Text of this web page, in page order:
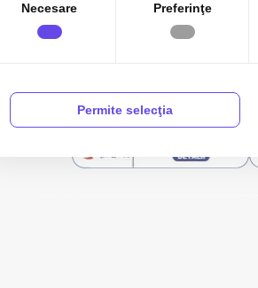
ANPCPolitica de
Necesare Preferinţe
Permite selecţia